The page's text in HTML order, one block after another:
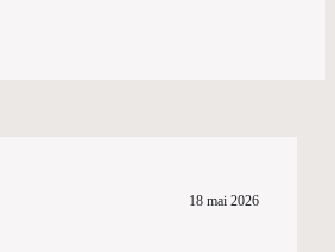
18 mai 2026